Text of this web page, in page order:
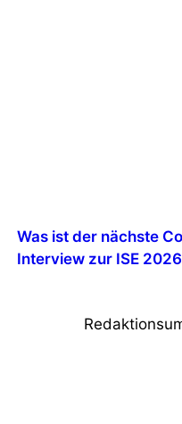
Was ist der nächste
Interview zur ISE 2026